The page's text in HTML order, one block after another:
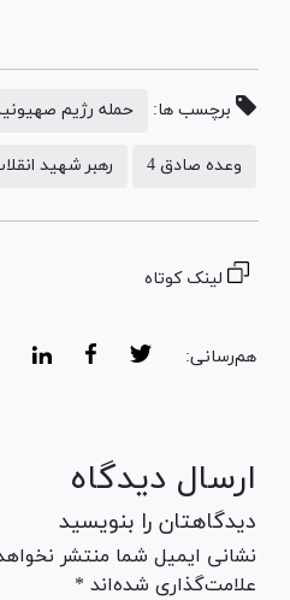
برچسب ها: حمله رژیم
وعده صادق 4 رهبر شهید
لینک کوتاه
هم‌رسانی:
ارسال دیدگاه
دیدگاهتان را بنویسید
نشانی ایمیل شما منتشر
علامت‌گذاری شده‌اند *